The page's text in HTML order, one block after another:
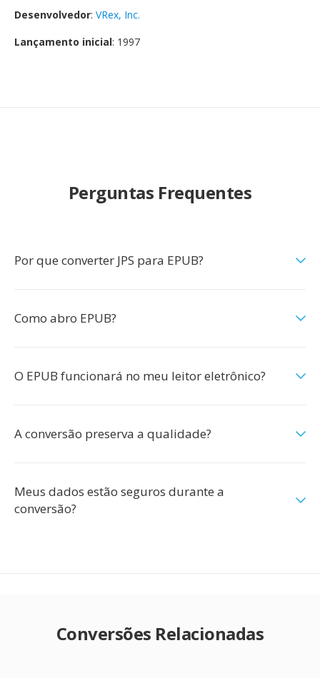
Desenvolvedor: VRex, Inc.
Lançamento inicial: 1997
Perguntas Frequentes
Por que converter JPS para EPUB?
Como abro EPUB?
O EPUB funcionará no meu leitor eletrônico?
A conversão preserva a qualidade?
Meus dados estão seguros durante a
conversão?
Conversões Relacionadas